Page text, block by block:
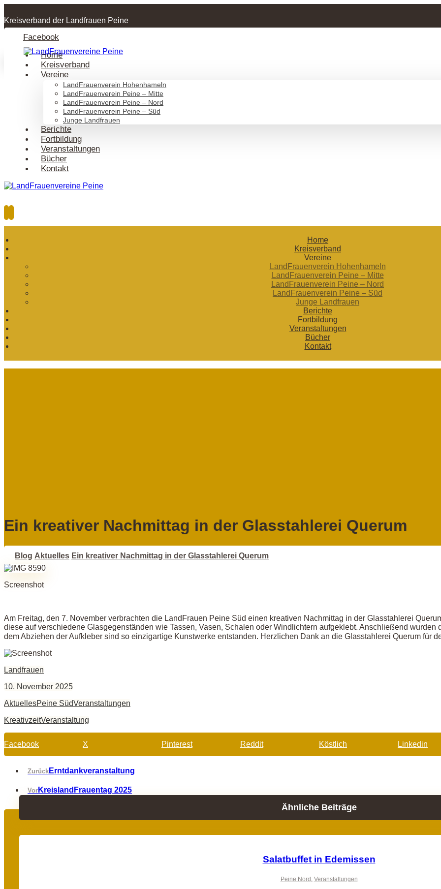
Kreisverband der Landfrauen Peine
Facebook
Home
Kreisverband
Vereine
LandFrauenverein Hohenhameln
LandFrauenverein Peine – Mitte
LandFrauenverein Peine – Nord
LandFrauenverein Peine – Süd
Junge Landfrauen
Berichte
Fortbildung
Veranstaltungen
Bücher
Kontakt
Home
Kreisverband
Vereine
LandFrauenverein Hohenhameln
LandFrauenverein Peine – Mitte
LandFrauenverein Peine – Nord
LandFrauenverein Peine – Süd
Junge Landfrauen
Berichte
Fortbildung
Veranstaltungen
Bücher
Kontakt
Ein kreativer Nachmittag in der Glasstahlerei Querum
Blog Aktuelles Ein kreativer Nachmittag in der Glasstahlerei Querum
Screenshot
Am Freitag, den 7. November verbrachten die LandFrauen Peine Süd einen kreativen Nachmittag in der Glasstahlerei
diese auf verschiedene Glasgegenständen wie Tassen, Vasen, Schalen oder Windlichtern aufgeklebt. Anschließend
dem Abziehen der Aufkleber sind so einzigartige Kunstwerke entstanden. Herzlichen Dank an die Glasstahlerei Querum für
Landfrauen
10. November 2025
AktuellesPeine SüdVeranstaltungen
KreativzeitVeranstaltung
Facebook X Pinterest Reddit Köstlich Linkedin
Zurück Erntdankveranstaltung
Vor KreislandFrauentag 2025
Ähnliche Beiträge
Salatbuffet in Edemissen
Peine Nord, Veranstaltungen